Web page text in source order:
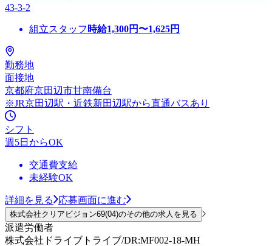
43-3-2
組立スタッフ 時給1,300円〜1,625円
勤務地
面接地
京都府京田辺市甘南備台
※JR京田辺駅・近鉄新田辺駅から直通バスあり
シフト
週5日からOK
交通費支給
未経験OK
詳細を見る 応募画面に進む
株式会社クリアビジョン69(04)のその他の求人を見る
派遣労働者
株式会社ドライブトライブ/DR:MF002-18-MH